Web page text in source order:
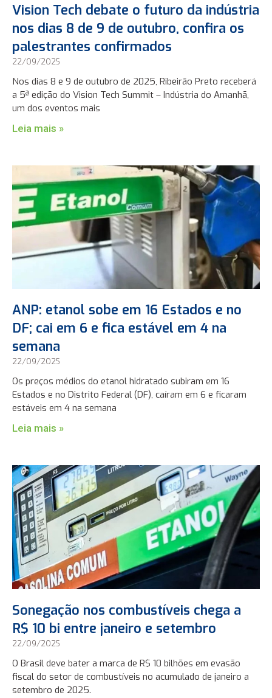
Vision Tech debate o futuro da indústria
nos dias 8 de 9 de outubro, confira os
palestrantes confirmados
22/09/2025
Nos dias 8 e 9 de outubro de 2025, Ribeirão Preto receberá
a 5ª edição do Vision Tech Summit – Indústria do Amanhã,
um dos eventos mais
Leia mais »
ANP: etanol sobe em 16 Estados e no
DF; cai em 6 e fica estável em 4 na
semana
22/09/2025
Os preços médios do etanol hidratado subiram em 16
Estados e no Distrito Federal (DF), caíram em 6 e ficaram
estáveis em 4 na semana
Leia mais »
Sonegação nos combustíveis chega a
R$ 10 bi entre janeiro e setembro
22/09/2025
O Brasil deve bater a marca de R$ 10 bilhões em evasão
fiscal do setor de combustíveis no acumulado de janeiro a
setembro de 2025.